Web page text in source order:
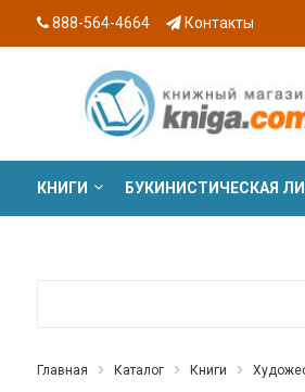
888-564-4664 Контакты
КНИГИ БУКИНИСТИЧЕСКАЯ
Главная Каталог Книги